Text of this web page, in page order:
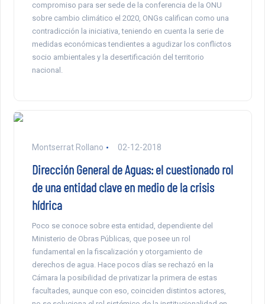
compromiso para ser sede de la conferencia de la ONU
sobre cambio climático el 2020, ONGs califican como una
contradicción la iniciativa, teniendo en cuenta la serie de
medidas económicas tendientes a agudizar los conflictos
socio ambientales y la desertificación del territorio
nacional.
Montserrat Rollano 02-12-2018
Dirección General de Aguas: el cuestionado rol
de una entidad clave en medio de la crisis
hídrica
Poco se conoce sobre esta entidad, dependiente del
Ministerio de Obras Públicas, que posee un rol
fundamental en la fiscalización y otorgamiento de
derechos de agua. Hace pocos días se rechazó en la
Cámara la posibilidad de privatizar la primera de estas
facultades, aunque con eso, coinciden distintos actores,